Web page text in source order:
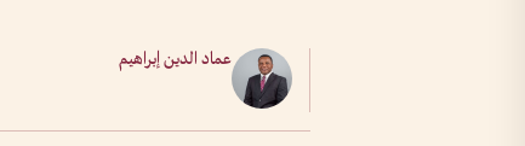
عماد الدين إبراهيم